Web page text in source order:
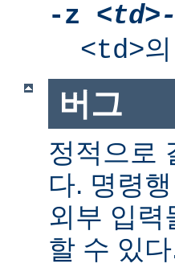
-z
<td>
버그
정적으로
다. 명령
외부 입력
할 수 있